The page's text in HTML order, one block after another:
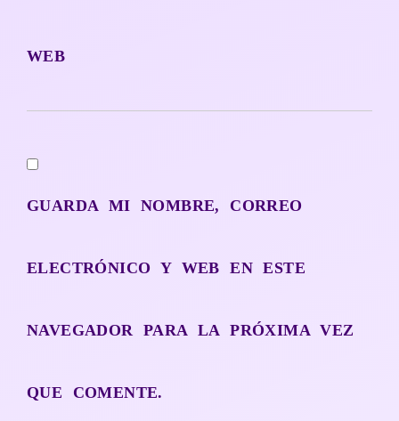
WEB
GUARDA MI NOMBRE, CORREO
ELECTRÓNICO Y WEB EN ESTE
NAVEGADOR PARA LA PRÓXIMA VEZ
QUE COMENTE.